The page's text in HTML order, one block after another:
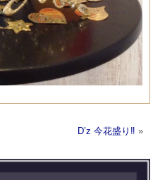
D’z 今花盛り‼︎ »